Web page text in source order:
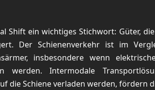
Shift ein wichtiges Stichwort: Güter,
Der Schienenverkehr ist im
insbesondere wenn
werden. Intermodale
die Schiene verladen werden, fördern